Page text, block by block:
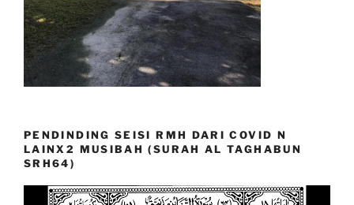
PENDINDING SEISI RMH DARI COVID N
LAINX2 MUSIBAH (SURAH AL TAGHABUN
SRH64)
Video